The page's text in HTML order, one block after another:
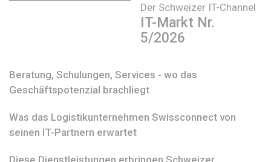
Der Schweizer IT-Channel
IT-Markt Nr.
5/2026
Beratung, Schulungen, Services - wo das
Geschäftspotenzial brachliegt
Was das Logistikunternehmen Swissconnect von
seinen IT-Partnern erwartet
Diese Dienstleistungen erbringen Schweizer